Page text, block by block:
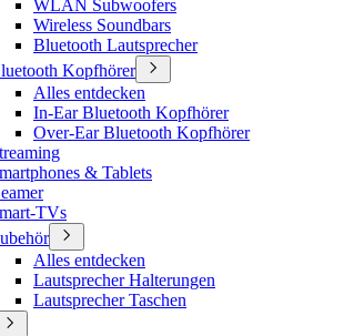
WLAN Subwoofers
Wireless Soundbars
Bluetooth Lautsprecher
Kopfhörer
Alles entdecken
In-Ear Bluetooth Kopfhörer
Over-Ear Bluetooth Kopfhörer
& Tablets
TVs
Alles entdecken
Lautsprecher Halterungen
Lautsprecher Taschen